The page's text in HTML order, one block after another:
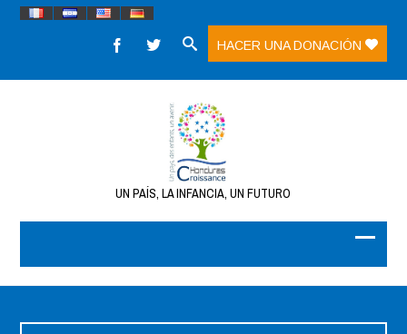
HACER UNA DONACIÓN
UN PAÍS, LA INFANCIA, UN FUTURO